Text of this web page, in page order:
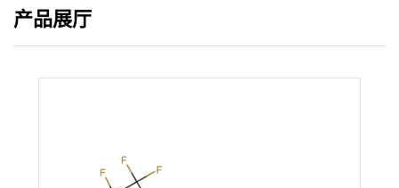
（泰坦现货供应）
产品展厅